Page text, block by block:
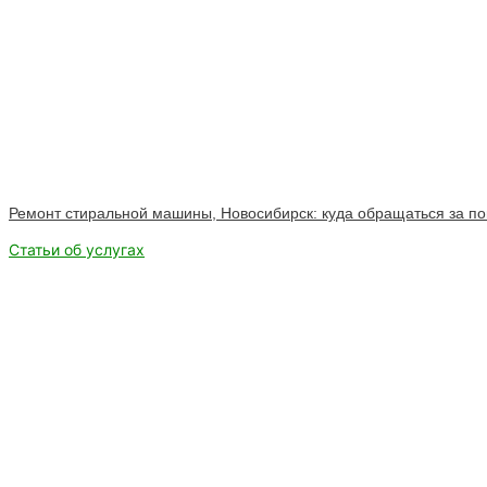
Ремонт стиральной машины, Новосибирск: куда обращаться за
Статьи об услугах